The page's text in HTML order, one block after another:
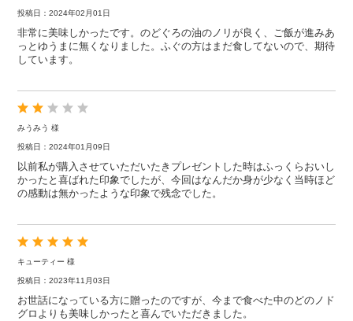
投稿日：2024年02月01日
非常に美味しかったです。のどぐろの油のノリが良く、ご飯が進みあ
っとゆうまに無くなりました。ふぐの方はまだ食してないので、期待
しています。
みうみう 様
投稿日：2024年01月09日
以前私が購入させていただいたきプレゼントした時はふっくらおいし
かったと喜ばれた印象でしたが、今回はなんだか身が少なく当時ほど
の感動は無かったような印象で残念でした。
キューティー 様
投稿日：2023年11月03日
お世話になっている方に贈ったのですが、今まで食べた中のどのノド
グロよりも美味しかったと喜んでいただきました。